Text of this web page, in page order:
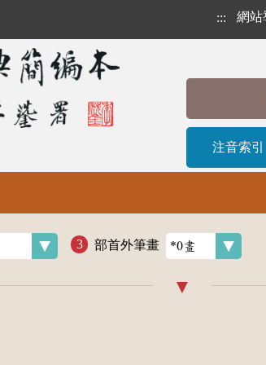
::: 網站
注音索引
部首外筆畫